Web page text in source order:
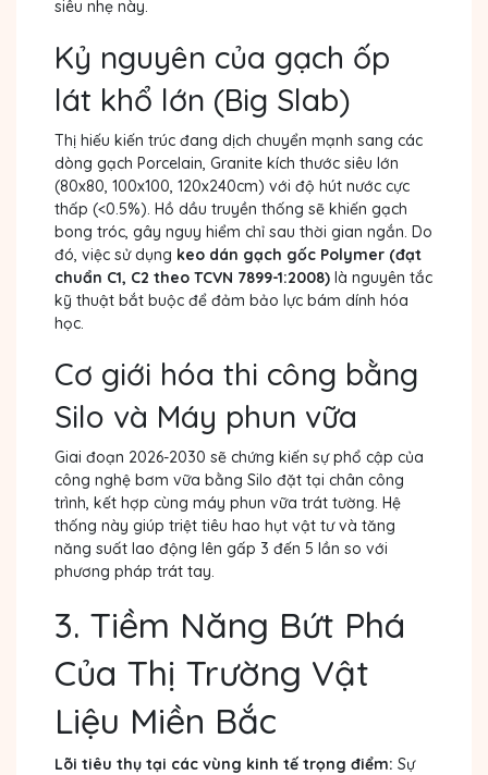
siêu nhẹ này.
Kỷ nguyên của gạch ốp
lát khổ lớn (Big Slab)
Thị hiếu kiến trúc đang dịch chuyển mạnh sang các
dòng gạch Porcelain, Granite kích thước siêu lớn
(80x80, 100x100, 120x240cm) với độ hút nước cực
thấp (<0.5%). Hồ dầu truyền thống sẽ khiến gạch
bong tróc, gây nguy hiểm chỉ sau thời gian ngắn. Do
đó, việc sử dụng keo dán gạch gốc Polymer (đạt
chuẩn C1, C2 theo TCVN 7899-1:2008) là nguyên tắc
kỹ thuật bắt buộc để đảm bảo lực bám dính hóa
học.
Cơ giới hóa thi công bằng
Silo và Máy phun vữa
Giai đoạn 2026-2030 sẽ chứng kiến sự phổ cập của
công nghệ bơm vữa bằng Silo đặt tại chân công
trình, kết hợp cùng máy phun vữa trát tường. Hệ
thống này giúp triệt tiêu hao hụt vật tư và tăng
năng suất lao động lên gấp 3 đến 5 lần so với
phương pháp trát tay.
3. Tiềm Năng Bứt Phá
Của Thị Trường Vật
Liệu Miền Bắc
Lõi tiêu thụ tại các vùng kinh tế trọng điểm: Sự